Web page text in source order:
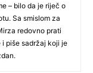
– bilo da je riječ o
Sa smislom za
redovno prati
piše sadržaj koji je